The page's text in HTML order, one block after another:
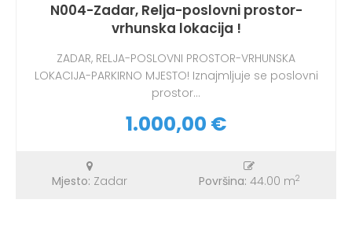
N004-Zadar, Relja-poslovni prostor-
vrhunska lokacija !
ZADAR, RELJA-POSLOVNI PROSTOR-VRHUNSKA
LOKACIJA-PARKIRNO MJESTO! Iznajmljuje se poslovni
prostor...
1.000,00 €
Mjesto: Zadar Površina: 44.00 m2